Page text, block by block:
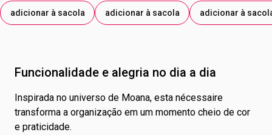
adicionar à sacola adicionar à sacola adicionar à
Funcionalidade e alegria no dia a dia
Inspirada no universo de Moana, esta nécessaire
transforma a organização em um momento cheio de cor
e praticidade.